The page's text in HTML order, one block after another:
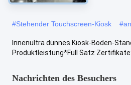
#Stehender Touchscreen-Kiosk #
Innenultra dünnes Kiosk-Boden-
Produktleistung*Full Satz Zertifikate:
Nachrichten des Besuchers